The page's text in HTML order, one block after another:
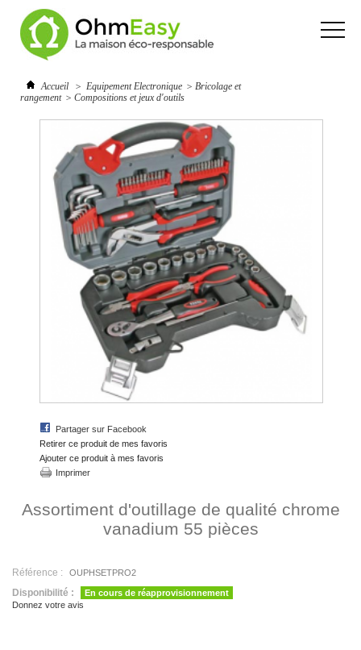
Accueil > Equipement Electronique > Bricolage et
rangement > Compositions et jeux d'outils
Partager sur Facebook
Retirer ce produit de mes favoris
Ajouter ce produit à mes favoris
Imprimer
Assortiment d'outillage de qualité chrome
vanadium 55 pièces
Référence : OUPHSETPRO2
Disponibilité :
En cours de réapprovisionnement
Donnez votre avis